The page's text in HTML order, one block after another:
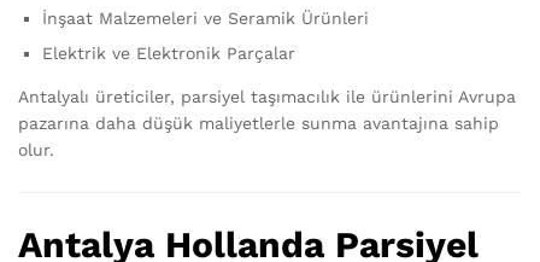
İnşaat Malzemeleri ve Seramik Ürünleri
Elektrik ve Elektronik Parçalar
Antalyalı üreticiler, parsiyel taşımacılık ile ürünlerini Avrupa
pazarına daha düşük maliyetlerle sunma avantajına sahip
olur.
Antalya Hollanda Parsiyel